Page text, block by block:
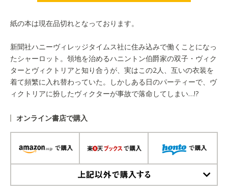
紙の本は現在品切れとなっております。
新聞社ハニーヴィレッジタイムス社に住み込みで働くことになっ
たシャーロット。領地を治めるハニントン伯爵家の双子・ヴィク
ターとヴィクトリアと知り合うが、実はこの2人、互いの衣装を
着て頻繁に入れ替わっていた。しかしある日のパーティーで、ヴ
ィクトリアに扮したヴィクターが事故で落命してしまい…!?
オンライン書店で購入